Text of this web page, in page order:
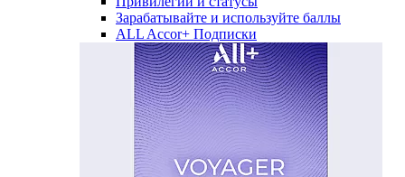
Зарабатывайте и используйте баллы
ALL Accor+ Подписки